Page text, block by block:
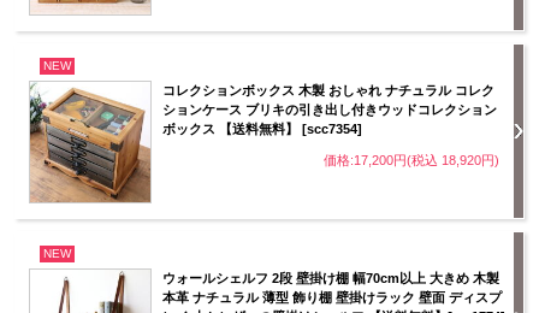
NEW
コレクションボックス 木製 おしゃれ ナチュラル コレク
ションケース ブリキの引き出し付きウッドコレクション
ボックス 【送料無料】 [scc7354]
価格:17,200円(税込 18,920円)
NEW
ウォールシェルフ 2段 壁掛け棚 幅70cm以上 大きめ 木製
本革 ナチュラル 薄型 飾り棚 壁掛けラック 壁面 ディスプ